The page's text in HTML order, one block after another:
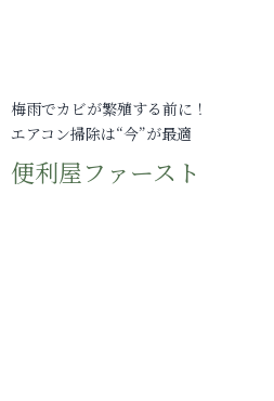
梅雨でカビが繁殖する前に！
エアコン掃除は“今”が最適
便利屋ファースト